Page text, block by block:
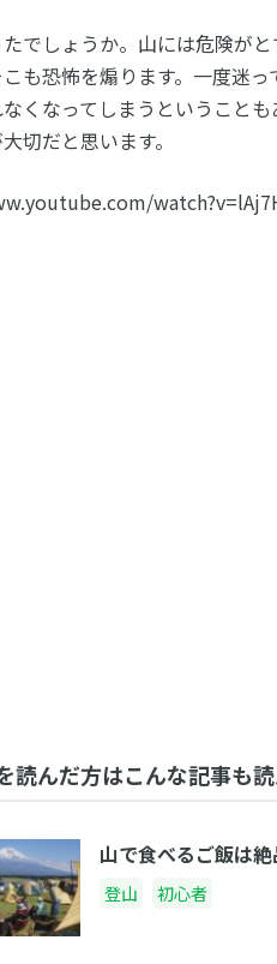
でしょうか。山には危険が
も恐怖を煽ります。一度迷
くなってしまうということ
切だと思います。
読んだ方はこんな記事も
山で食べるご飯は
登山 初心者